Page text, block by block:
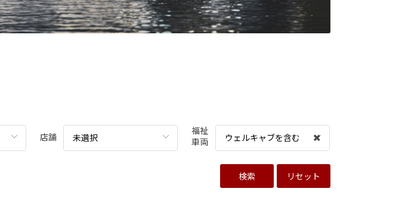
店舗 未選択
福祉
車両
ウェルキャブを含む
検索 リセット